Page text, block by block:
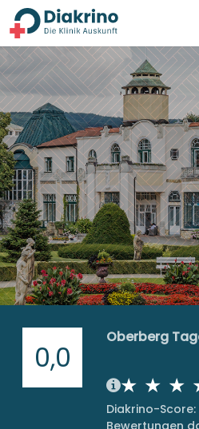
0,0
Oberberg
Diakrino-
Bewertungen